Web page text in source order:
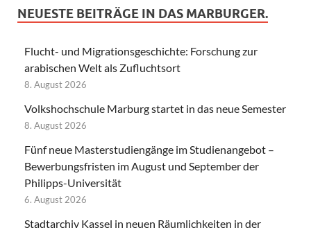
NEUESTE BEITRÄGE IN DAS MARBURGER.
Flucht- und Migrationsgeschichte: Forschung zur
arabischen Welt als Zufluchtsort
8. August 2026
Volkshochschule Marburg startet in das neue Semester
8. August 2026
Fünf neue Masterstudiengänge im Studienangebot –
Bewerbungsfristen im August und September der
Philipps-Universität
6. August 2026
Stadtarchiv Kassel in neuen Räumlichkeiten in der